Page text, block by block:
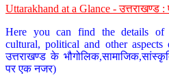
Uttarakhand at a Glance - उत्तराखण्ड
Here you can find the details of
cultural, political and other
उत्तराखण्ड के
पर एक नजर)